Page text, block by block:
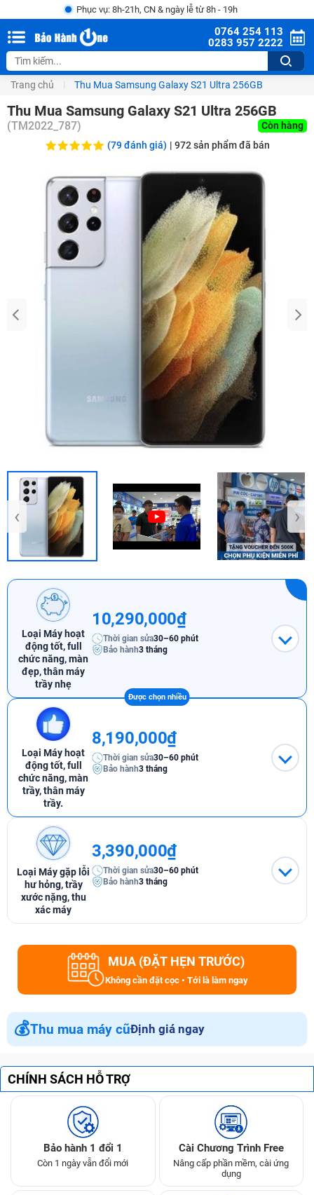
Phục vụ: 8h-21h, CN & ngày lễ từ 8h - 19h
0764 254 113
0283 957 2222
Trang chủ Thu Mua Samsung Galaxy S21 Ultra 256GB
Thu Mua Samsung Galaxy S21 Ultra 256GB
(TM2022_787)
Còn hàng
(79 đánh giá) | 972sản phẩm đã bán
‹ ›
Loại Máy hoạt
động tốt, full
chức năng, màn
đẹp, thân máy
trầy nhẹ
10,290,000₫
Thời gian sửa30–60 phút
Bảo hành3 tháng
Loại Máy hoạt
động tốt, full
chức năng, màn
trầy, thân máy
trầy.
8,190,000₫
Thời gian sửa30–60 phút
Bảo hành3 tháng
Loại Máy gặp lỗi
hư hỏng, trầy
xước nặng, thu
xác máy
3,390,000₫
Thời gian sửa30–60 phút
Bảo hành3 tháng
MUA (ĐẶT HẸN TRƯỚC)
Không cần đặt cọc • Tới là làm ngay
💰Thu mua máy cũĐịnh giá ngay
CHÍNH SÁCH HỖ TRỢ
Bảo hành 1 đổi 1
Còn 1 ngày vẫn đổi mới
Cài Chương Trình Free
Nâng cấp phần mềm, cài ứng
dụng